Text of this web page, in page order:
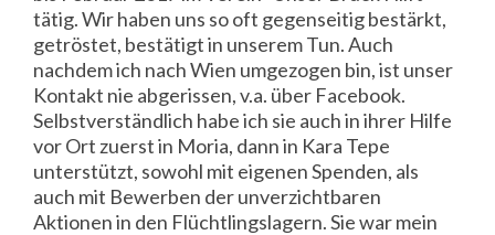
tätig. Wir haben uns so oft gegenseitig bestärkt,
getröstet, bestätigt in unserem Tun. Auch
nachdem ich nach Wien umgezogen bin, ist unser
Kontakt nie abgerissen, v.a. über Facebook.
Selbstverständlich habe ich sie auch in ihrer Hilfe
vor Ort zuerst in Moria, dann in Kara Tepe
unterstützt, sowohl mit eigenen Spenden, als
auch mit Bewerben der unverzichtbaren
Aktionen in den Flüchtlingslagern. Sie war mein